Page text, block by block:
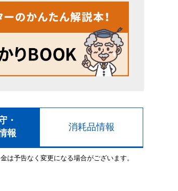
・
報
消耗品情報
金は予告なく変更になる場合がございます。